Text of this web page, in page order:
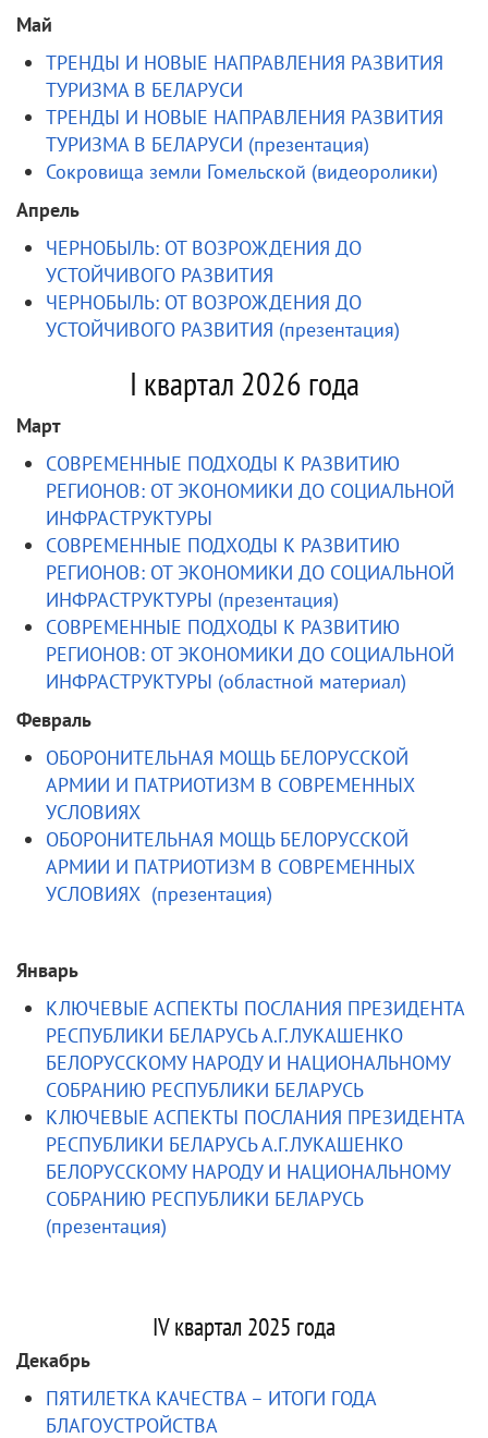
Май
ТРЕНДЫ И НОВЫЕ НАПРАВЛЕНИЯ РАЗВИТИЯ
ТУРИЗМА В БЕЛАРУСИ
ТРЕНДЫ И НОВЫЕ НАПРАВЛЕНИЯ РАЗВИТИЯ
ТУРИЗМА В БЕЛАРУСИ (презентация)
Сокровища земли Гомельской (видеоролики)
Апрель
ЧЕРНОБЫЛЬ: ОТ ВОЗРОЖДЕНИЯ ДО
УСТОЙЧИВОГО РАЗВИТИЯ
ЧЕРНОБЫЛЬ: ОТ ВОЗРОЖДЕНИЯ ДО
УСТОЙЧИВОГО РАЗВИТИЯ (презентация)
I квартал 2026 года
Март
СОВРЕМЕННЫЕ ПОДХОДЫ К РАЗВИТИЮ
РЕГИОНОВ: ОТ ЭКОНОМИКИ ДО СОЦИАЛЬНОЙ
ИНФРАСТРУКТУРЫ
СОВРЕМЕННЫЕ ПОДХОДЫ К РАЗВИТИЮ
РЕГИОНОВ: ОТ ЭКОНОМИКИ ДО СОЦИАЛЬНОЙ
ИНФРАСТРУКТУРЫ (презентация)
СОВРЕМЕННЫЕ ПОДХОДЫ К РАЗВИТИЮ
РЕГИОНОВ: ОТ ЭКОНОМИКИ ДО СОЦИАЛЬНОЙ
ИНФРАСТРУКТУРЫ (областной материал)
Февраль
ОБОРОНИТЕЛЬНАЯ МОЩЬ БЕЛОРУССКОЙ
АРМИИ И ПАТРИОТИЗМ В СОВРЕМЕННЫХ
УСЛОВИЯХ
ОБОРОНИТЕЛЬНАЯ МОЩЬ БЕЛОРУССКОЙ
АРМИИ И ПАТРИОТИЗМ В СОВРЕМЕННЫХ
УСЛОВИЯХ (презентация)
Январь
КЛЮЧЕВЫЕ АСПЕКТЫ ПОСЛАНИЯ ПРЕЗИДЕНТА
РЕСПУБЛИКИ БЕЛАРУСЬ А.Г.ЛУКАШЕНКО
БЕЛОРУССКОМУ НАРОДУ И НАЦИОНАЛЬНОМУ
СОБРАНИЮ РЕСПУБЛИКИ БЕЛАРУСЬ
КЛЮЧЕВЫЕ АСПЕКТЫ ПОСЛАНИЯ ПРЕЗИДЕНТА
РЕСПУБЛИКИ БЕЛАРУСЬ А.Г.ЛУКАШЕНКО
БЕЛОРУССКОМУ НАРОДУ И НАЦИОНАЛЬНОМУ
СОБРАНИЮ РЕСПУБЛИКИ БЕЛАРУСЬ
(презентация)
IV квартал 2025 года
Декабрь
ПЯТИЛЕТКА КАЧЕСТВА – ИТОГИ ГОДА
БЛАГОУСТРОЙСТВА